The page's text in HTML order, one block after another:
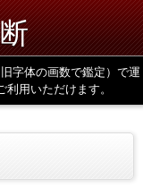
字体の画数で鑑定）で運
用いただけます。